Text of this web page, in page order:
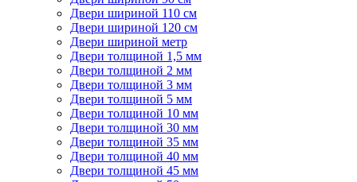
Двери шириной 110 см
Двери шириной 120 см
Двери шириной метр
Двери толщиной 1,5 мм
Двери толщиной 2 мм
Двери толщиной 3 мм
Двери толщиной 5 мм
Двери толщиной 10 мм
Двери толщиной 30 мм
Двери толщиной 35 мм
Двери толщиной 40 мм
Двери толщиной 45 мм